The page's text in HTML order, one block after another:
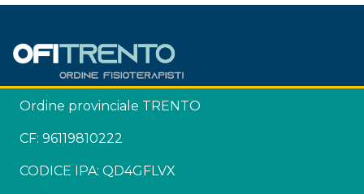
Ordine provinciale TRENTO
CF: 96119810222
CODICE IPA: QD4GFLVX